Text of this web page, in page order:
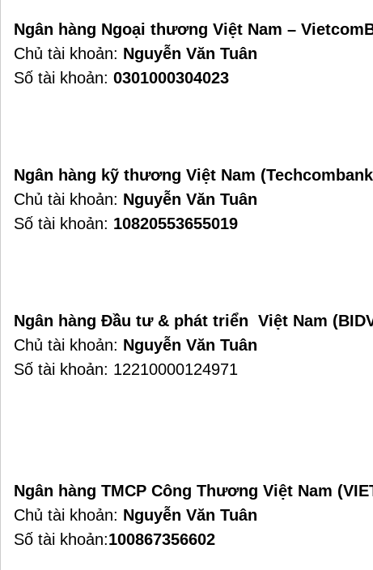
Ngân hàng Ngoại thương Việt Nam –
Chủ tài khoản: Nguyễn Văn Tuân
Số tài khoản: 0301000304023
Ngân hàng kỹ thương Việt Nam
Chủ tài khoản: Nguyễn Văn Tuân
Số tài khoản: 10820553655019
Ngân hàng Đầu tư & phát triển Việt Nam
Chủ tài khoản: Nguyễn Văn Tuân
Số tài khoản: 12210000124971
Ngân hàng TMCP Công Thương Việt Nam
Chủ tài khoản: Nguyễn Văn Tuân
Số tài khoản:100867356602